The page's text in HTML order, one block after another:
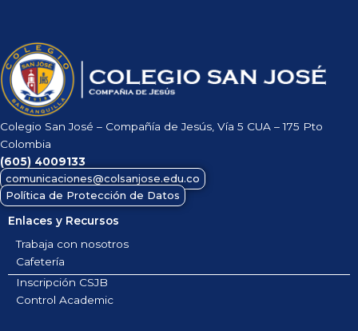
Colegio San José – Compañía de Jesús, Vía 5 CUA – 175 Pto
Colombia
(605) 4009133
comunicaciones@colsanjose.edu.co
Política de Protección de Datos
Enlaces y Recursos
Trabaja con nosotros
Cafetería
Inscripción CSJB
Control Academic